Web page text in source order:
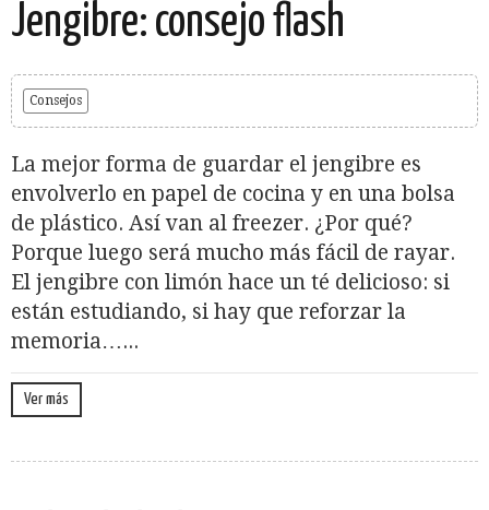
Jengibre: consejo flash
Consejos
La mejor forma de guardar el jengibre es
envolverlo en papel de cocina y en una bolsa
de plástico. Así van al freezer. ¿Por qué?
Porque luego será mucho más fácil de rayar.
El jengibre con limón hace un té delicioso: si
están estudiando, si hay que reforzar la
memoria…...
Ver más